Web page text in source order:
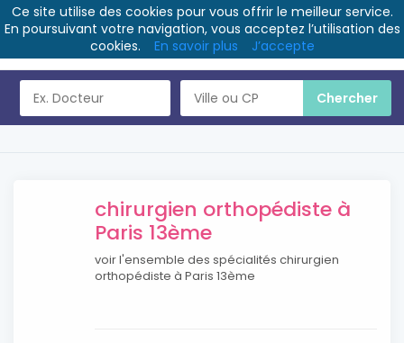
chirurgien orthopédiste à
Paris 13ème
voir l'ensemble des spécialités chirurgien
orthopédiste à Paris 13ème
Ce site utilise des cookies pour vous offrir le meilleur service.
En poursuivant votre navigation, vous acceptez l’utilisation des
cookies.
En savoir plus J’accepte